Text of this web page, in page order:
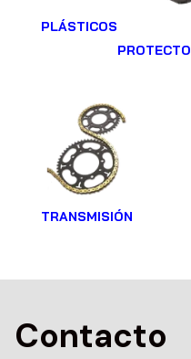
PLÁSTICOS
TRANSMISIÓN
Contacto